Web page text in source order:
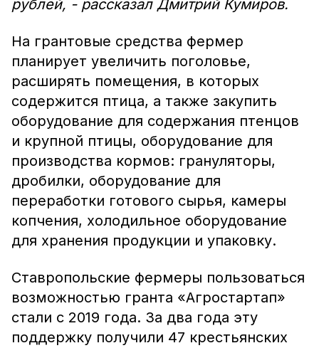
рублей, - рассказал Дмитрий Кумиров.
На грантовые средства фермер
планирует увеличить поголовье,
расширять помещения, в которых
содержится птица, а также закупить
оборудование для содержания птенцов
и крупной птицы, оборудование для
производства кормов: грануляторы,
дробилки, оборудование для
переработки готового сырья, камеры
копчения, холодильное оборудование
для хранения продукции и упаковку.
Ставропольские фермеры пользоваться
возможностью гранта «Агростартап»
стали с 2019 года. За два года эту
поддержку получили 47 крестьянских